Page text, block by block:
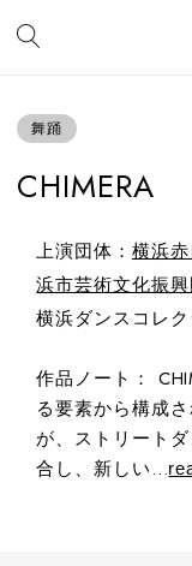
舞踊
CHIMERA
上演団体： 横浜
浜市芸術文化振興
横浜ダンスコレ
作品ノート：
る要素から構成
が、ストリート
合し、新しい...